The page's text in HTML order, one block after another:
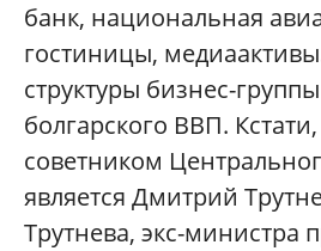
банк, национальная
гостиницы,
структуры бизнес-
болгарского ВВП.
советником
является Дмитрий
Трутнева, экс-министра